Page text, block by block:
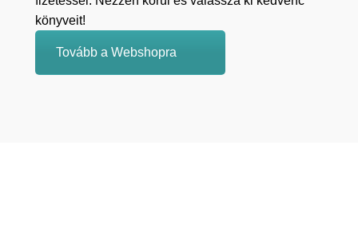
könyveit!
Tovább a Webshopra